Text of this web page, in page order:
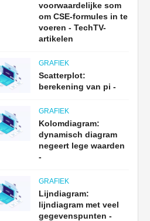
voorwaardelijke som
om CSE-formules in te
voeren - TechTV-
artikelen
GRAFIEK
Scatterplot:
berekening van pi -
GRAFIEK
Kolomdiagram:
dynamisch diagram
negeert lege waarden
-
GRAFIEK
Lijndiagram:
lijndiagram met veel
gegevenspunten -